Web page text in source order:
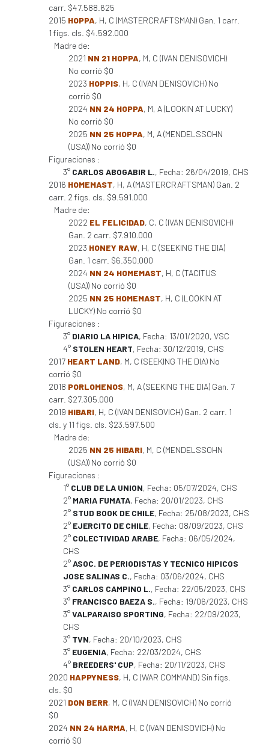
carr. $47.588.625
2015 HOPPA, H, C (MASTERCRAFTSMAN) Gan. 1 carr.
1 figs. cls. $4.592.000
Madre de:
2021 NN 21 HOPPA, M, C (IVAN DENISOVICH)
No corrió $0
2023 HOPPIS, H, C (IVAN DENISOVICH) No
corrió $0
2024 NN 24 HOPPA, M, A (LOOKIN AT LUCKY)
No corrió $0
2025 NN 25 HOPPA, M, A (MENDELSSOHN
(USA)) No corrió $0
Figuraciones :
3° CARLOS ABOGABIR L., Fecha: 26/04/2019, CHS
2016 HOMEMAST, H, A (MASTERCRAFTSMAN) Gan. 2
carr. 2 figs. cls. $9.591.000
Madre de:
2022 EL FELICIDAD, C, C (IVAN DENISOVICH)
Gan. 2 carr. $7.910.000
2023 HONEY RAW, H, C (SEEKING THE DIA)
Gan. 1 carr. $6.350.000
2024 NN 24 HOMEMAST, H, C (TACITUS
(USA)) No corrió $0
2025 NN 25 HOMEMAST, H, C (LOOKIN AT
LUCKY) No corrió $0
Figuraciones :
3° DIARIO LA HIPICA, Fecha: 13/01/2020, VSC
4° STOLEN HEART, Fecha: 30/12/2019, CHS
2017 HEART LAND, M, C (SEEKING THE DIA) No
corrió $0
2018 PORLOMENOS, M, A (SEEKING THE DIA) Gan. 7
carr. $27.305.000
2019 HIBARI, H, C (IVAN DENISOVICH) Gan. 2 carr. 1
cls. y 11 figs. cls. $23.597.500
Madre de:
2025 NN 25 HIBARI, M, C (MENDELSSOHN
(USA)) No corrió $0
Figuraciones :
1° CLUB DE LA UNION, Fecha: 05/07/2024, CHS
2° MARIA FUMATA, Fecha: 20/01/2023, CHS
2° STUD BOOK DE CHILE, Fecha: 25/08/2023, CHS
2° EJERCITO DE CHILE, Fecha: 08/09/2023, CHS
2° COLECTIVIDAD ARABE, Fecha: 06/05/2024,
CHS
2°ASOC. DE PERIODISTAS Y TECNICO HIPICOS
JOSE SALINAS C., Fecha: 03/06/2024, CHS
3° CARLOS CAMPINO L., Fecha: 22/05/2023, CHS
3° FRANCISCO BAEZA S., Fecha: 19/06/2023, CHS
3°VALPARAISO SPORTING, Fecha: 22/09/2023,
CHS
3° TVN, Fecha: 20/10/2023, CHS
3° EUGENIA, Fecha: 22/03/2024, CHS
4° BREEDERS' CUP, Fecha: 20/11/2023, CHS
2020 HAPPYNESS, H, C (WAR COMMAND) Sin figs.
cls. $0
2021 DON BERR, M, C (IVAN DENISOVICH) No corrió
$0
2024 NN 24 HARMA, H, C (IVAN DENISOVICH) No
corrió $0